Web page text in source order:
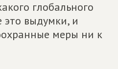
глобального
это выдумки, и
меры ни к